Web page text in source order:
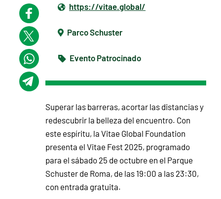
https://vitae.global/
Parco Schuster
Evento Patrocinado
Superar las barreras, acortar las distancias y
redescubrir la belleza del encuentro. Con
este espíritu, la Vitae Global Foundation
presenta el Vitae Fest 2025, programado
para el sábado 25 de octubre en el Parque
Schuster de Roma, de las 19:00 a las 23:30,
con entrada gratuita.